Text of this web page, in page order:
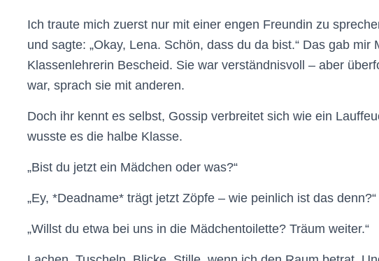
Ich traute mich zuerst nur mit einer engen Freundin zu
und sagte: „Okay, Lena. Schön, dass du da bist.“ Das gab mir
Klassenlehrerin Bescheid. Sie war verständnisvoll – aber
war, sprach sie mit anderen.
Doch ihr kennt es selbst, Gossip verbreitet sich wie ein
wusste es die halbe Klasse.
„Bist du jetzt ein Mädchen oder was?“
„Ey, *Deadname* trägt jetzt Zöpfe – wie peinlich ist das denn?“
„Willst du etwa bei uns in die Mädchentoilette? Träum weiter.“